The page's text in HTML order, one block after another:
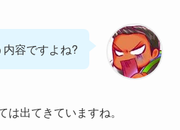
容ですよね?
出てきていますね。